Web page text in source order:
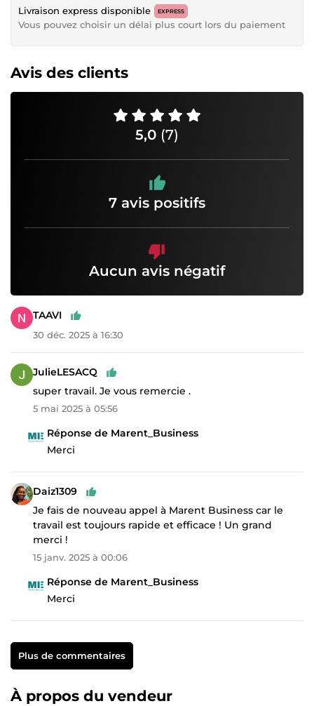
Livraison express disponible EXPRESS
Vous pouvez choisir un délai plus court lors du paiement
Avis des clients
5,0 (7)
7 avis positifs
Aucun avis négatif
TAAVI
30 déc. 2025 à 16:30
JulieLESACQ
super travail. Je vous remercie .
5 mai 2025 à 05:56
Réponse de Marent_Business
Merci
Daiz1309
Je fais de nouveau appel à Marent Business car le
travail est toujours rapide et efficace ! Un grand
merci !
15 janv. 2025 à 00:06
Réponse de Marent_Business
Merci
Plus de commentaires
À propos du vendeur